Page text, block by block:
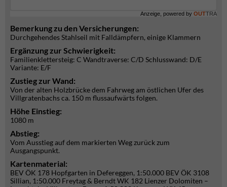
Anzeige, powered by OUTTRA
Bemerkung zu den Versicherungen:
Durchgehendes Stahlseil mit Falldämpfern, einige Klammern
Ergänzung zur Schwierigkeit:
Familienklettersteig: C Wandtraverse: C/D Schlusswand: D/E
Variante: E/F
Zustieg zur Wand:
Von der alten Holzbrücke dem Fahrweg am östlichen Ufer des
Villgratenbachs ca. 150 m flussaufwärts folgen.
Höhe Einstieg:
1080 m
Abstieg:
Vom Ausstieg auf dem markierten Weg zurück zum
Ausgangspunkt.
Kartenmaterial:
BEV ÖK 178 Hopfgarten in Defereggen, 1:50.000 BEV ÖK 3108
Sillian, 1:50.000 Freytag & Berndt WK 182 Lienzer Dolomiten –